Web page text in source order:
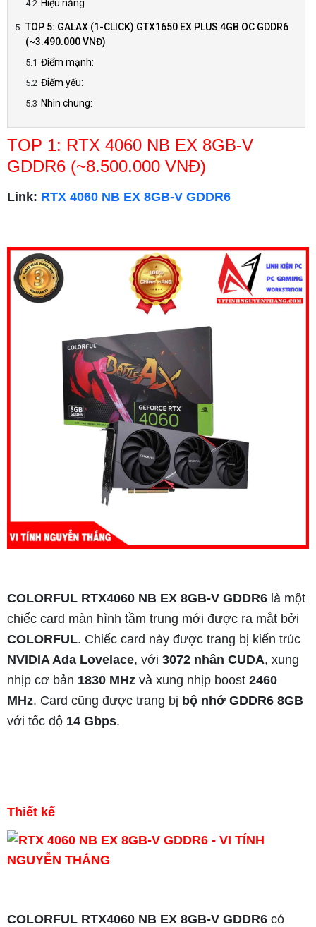
Hiệu năng
TOP 5: GALAX (1-CLICK) GTX1650 EX PLUS 4GB OC GDDR6
(~3.490.000 VNĐ)
Điểm mạnh:
Điểm yếu:
Nhìn chung:
TOP 1: RTX 4060 NB EX 8GB-V
GDDR6 (~8.500.000 VNĐ)
Link: RTX 4060 NB EX 8GB-V GDDR6
COLORFUL RTX4060 NB EX 8GB-V GDDR6 là một
chiếc card màn hình tầm trung mới được ra mắt bởi
COLORFUL. Chiếc card này được trang bị kiến trúc
NVIDIA Ada Lovelace, với 3072 nhân CUDA, xung
nhịp cơ bản 1830 MHz và xung nhịp boost 2460
MHz. Card cũng được trang bị bộ nhớ GDDR6 8GB
với tốc độ 14 Gbps.
Thiết kế
COLORFUL RTX4060 NB EX 8GB-V GDDR6 có